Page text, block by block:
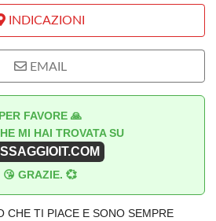
INDICAZIONI
EMAIL
PER FAVORE 🙏
MI HAI TROVATA SU
😘 GRAZIE. 💞
CHE TI PIACE E SONO SEMPRE